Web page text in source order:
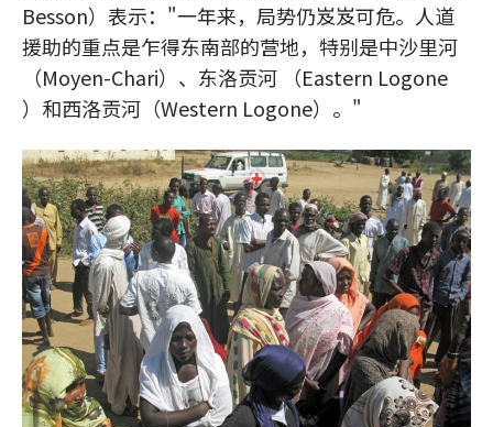
Besson）表示："一年来，局势仍岌岌可危。人道
援助的重点是乍得东南部的营地，特别是中沙里河
（Moyen-Chari）、东洛贡河 （Eastern Logone
）和西洛贡河（Western Logone）。"